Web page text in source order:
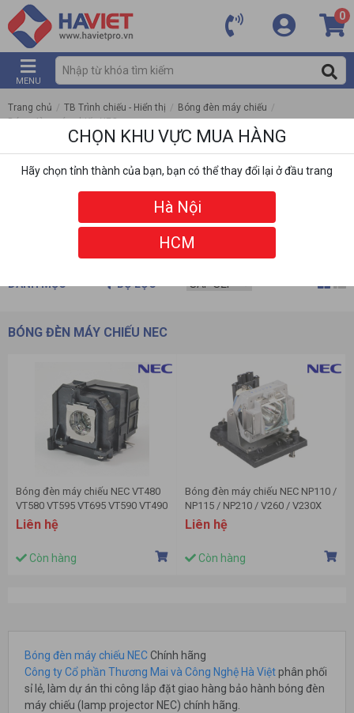
0
MENU
Trang chủ / TB Trình chiếu - Hiển thị / Bóng đèn máy chiếu /
Bóng đèn máy chiếu NEC
DANH MỤC BỘ LỌC
BÓNG ĐÈN MÁY CHIẾU NEC
Bóng đèn máy chiếu NEC VT480
VT580 VT595 VT695 VT590 VT490
VT495 VT85LP
Liên hệ
Còn hàng
Bóng đèn máy chiếu NEC NP110 /
NP115 / NP210 / V260 / V230X
,NP13LP
Liên hệ
Còn hàng
Bóng đèn máy chiếu NECChính hãng
Công ty Cổ phần Thương Mai và Công Nghệ Hà Việtphân phối
sỉ lẻ, làm dự án thi công lắp đặt giao hàng bảo hành bóng đèn
máy chiếu (lamp projector NEC) chính hãng.
CHỌN KHU VỰC MUA HÀNG
Hãy chọn tỉnh thành của bạn, bạn có thể thay đổi lại ở đầu trang
Hà Nội
HCM